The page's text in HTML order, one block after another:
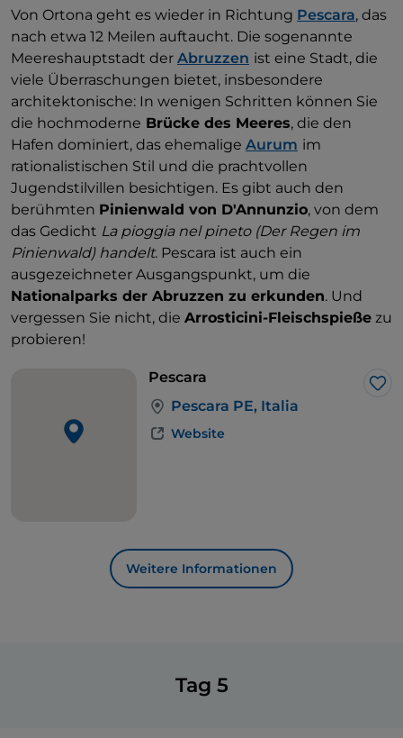
Von Ortona geht es wieder in Richtung Pescara, das
nach etwa 12 Meilen auftaucht. Die sogenannte
Meereshauptstadt der Abruzzen ist eine Stadt, die
viele Überraschungen bietet, insbesondere
architektonische: In wenigen Schritten können Sie
die hochmoderne Brücke des Meeres, die den
Hafen dominiert, das ehemalige Aurum im
rationalistischen Stil und die prachtvollen
Jugendstilvillen besichtigen. Es gibt auch den
berühmten Pinienwald von D'Annunzio, von dem
das Gedicht La pioggia nel pineto (Der Regen im
Pinienwald) handelt. Pescara ist auch ein
ausgezeichneter Ausgangspunkt, um die
Nationalparks der Abruzzen zu erkunden. Und
vergessen Sie nicht, die Arrosticini-Fleischspieße zu
probieren!
Pescara
Pescara PE, Italia
Website
Weitere Informationen
Tag 5